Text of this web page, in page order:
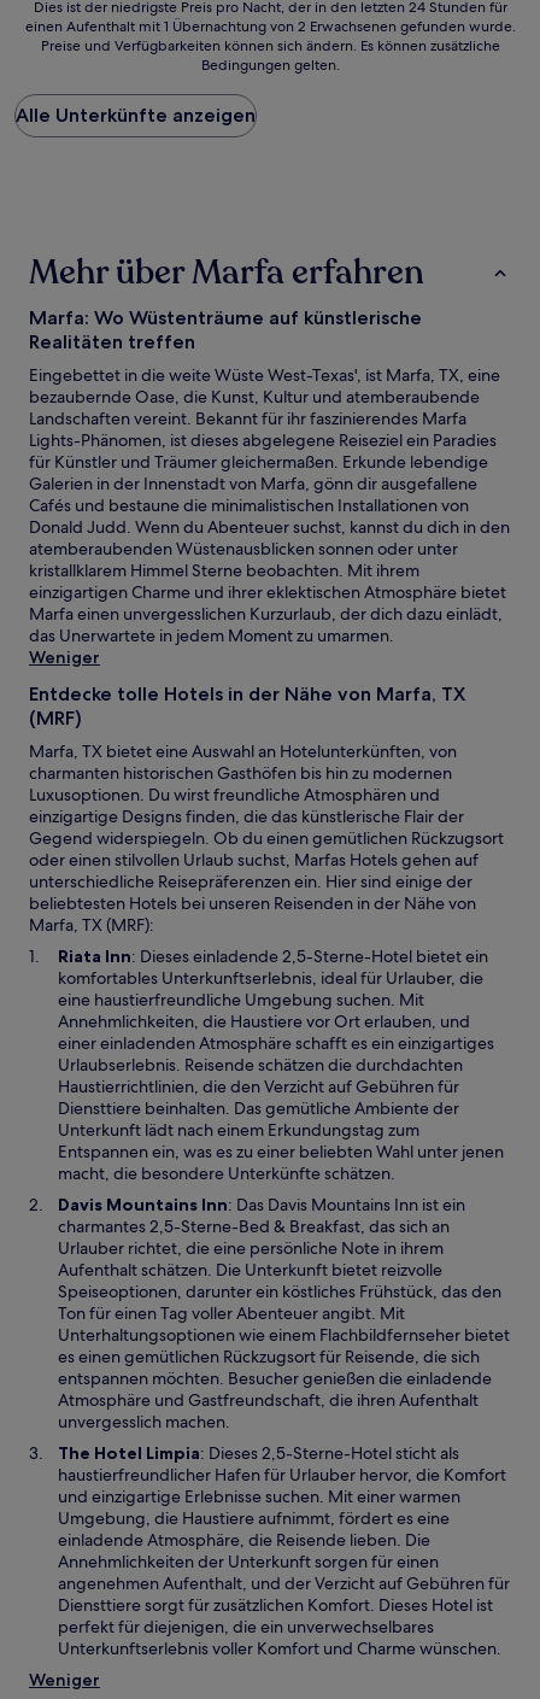
Dies
ist
Preis
pro
Nacht,
für
einen
Aufenthalt
mit
1 Übernachtung
von
2 Erwachsenen
gefunden
wurde.
Preise
und
Verfügbarkeiten
können
sich
ändern.
Es
können
zusätzliche
Bedingungen
Dies ist der niedrigste Preis pro Nacht, der in den letzten 24 Stunden für
einen Aufenthalt mit 1 Übernachtung von 2 Erwachsenen gefunden wurde.
Preise und Verfügbarkeiten können sich ändern. Es können zusätzliche
Bedingungen gelten.
Alle Unterkünfte anzeigen
Mehr über Marfa erfahren
Marfa: Wo Wüstenträume auf künstlerische
Realitäten treffen
Eingebettet in die weite Wüste West-Texas', ist Marfa, TX, eine
bezaubernde Oase, die Kunst, Kultur und atemberaubende
Landschaften vereint. Bekannt für ihr faszinierendes Marfa
Lights-Phänomen, ist dieses abgelegene Reiseziel ein Paradies
für Künstler und Träumer gleichermaßen. Erkunde lebendige
Galerien in der Innenstadt von Marfa, gönn dir ausgefallene
Cafés und bestaune die minimalistischen Installationen von
Donald Judd. Wenn du Abenteuer suchst, kannst du dich in den
atemberaubenden Wüstenausblicken sonnen oder unter
kristallklarem Himmel Sterne beobachten. Mit ihrem
einzigartigen Charme und ihrer eklektischen Atmosphäre bietet
Marfa einen unvergesslichen Kurzurlaub, der dich dazu einlädt,
das Unerwartete in jedem Moment zu umarmen.
Weniger
Entdecke tolle Hotels in der Nähe von Marfa, TX
(MRF)
Marfa, TX bietet eine Auswahl an Hotelunterkünften, von
charmanten historischen Gasthöfen bis hin zu modernen
Luxusoptionen. Du wirst freundliche Atmosphären und
einzigartige Designs finden, die das künstlerische Flair der
Gegend widerspiegeln. Ob du einen gemütlichen Rückzugsort
oder einen stilvollen Urlaub suchst, Marfas Hotels gehen auf
unterschiedliche Reisepräferenzen ein. Hier sind einige der
beliebtesten Hotels bei unseren Reisenden in der Nähe von
Marfa, TX (MRF):
Riata InnW
i
r
d
i
n
e
i
n
e
m
e
u
e
n
F
e
n
s
t
e
r
g
e
ö
f
f
n
e
t
: Dieses einladende 2,5-Sterne-Hotel bietet ein
komfortables Unterkunftserlebnis, ideal für Urlauber, die
eine haustierfreundliche Umgebung suchen. Mit
Annehmlichkeiten, die Haustiere vor Ort erlauben, und
einer einladenden Atmosphäre schafft es ein einzigartiges
Urlaubserlebnis. Reisende schätzen die durchdachten
Haustierrichtlinien, die den Verzicht auf Gebühren für
Diensttiere beinhalten. Das gemütliche Ambiente der
Unterkunft lädt nach einem Erkundungstag zum
Entspannen ein, was es zu einer beliebten Wahl unter jenen
macht, die besondere Unterkünfte schätzen.
Davis Mountains InnW
i
r
d
i
n
e
i
n
e
e
u
e
n
F
e
n
s
t
e
: Das Davis Mountains Inn ist ein
charmantes 2,5-Sterne-Bed & Breakfast, das sich an
Urlauber richtet, die eine persönliche Note in ihrem
Aufenthalt schätzen. Die Unterkunft bietet reizvolle
Speiseoptionen, darunter ein köstliches Frühstück, das den
Ton für einen Tag voller Abenteuer angibt. Mit
Unterhaltungsoptionen wie einem Flachbildfernseher bietet
es einen gemütlichen Rückzugsort für Reisende, die sich
entspannen möchten. Besucher genießen die einladende
Atmosphäre und Gastfreundschaft, die ihren Aufenthalt
unvergesslich machen.
The Hotel LimpiaW
i
r
d
i
n
e
i
n
e
: Dieses 2,5-Sterne-Hotel sticht als
haustierfreundlicher Hafen für Urlauber hervor, die Komfort
und einzigartige Erlebnisse suchen. Mit einer warmen
Umgebung, die Haustiere aufnimmt, fördert es eine
einladende Atmosphäre, die Reisende lieben. Die
Annehmlichkeiten der Unterkunft sorgen für einen
angenehmen Aufenthalt, und der Verzicht auf Gebühren für
Diensttiere sorgt für zusätzlichen Komfort. Dieses Hotel ist
perfekt für diejenigen, die ein unverwechselbares
Unterkunftserlebnis voller Komfort und Charme wünschen.
Weniger